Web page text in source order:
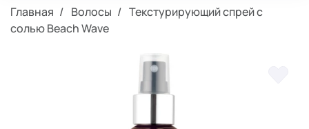
Главная Волосы
Текстурирующий спрей с
солью Beach Wave